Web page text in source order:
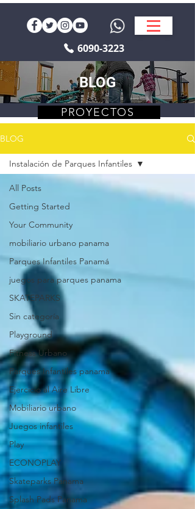
6090-3223
BLOG
PROYECTOS
BLOG
All Posts
Getting Started
Your Community
mobiliario urbano panama
Parques Infantiles Panamá
juegos para parques panama
SKATEPARKS
Sin categoría
Playground
Fitness Urbano
Parques Infantiles panama
Ejercicio al Aire Libre
Mobiliario urbano
Juegos infantiles
Play
ECONOPLAY
Skateparks Panama
Splash Pads Panama
Instalación de Parques Infantiles